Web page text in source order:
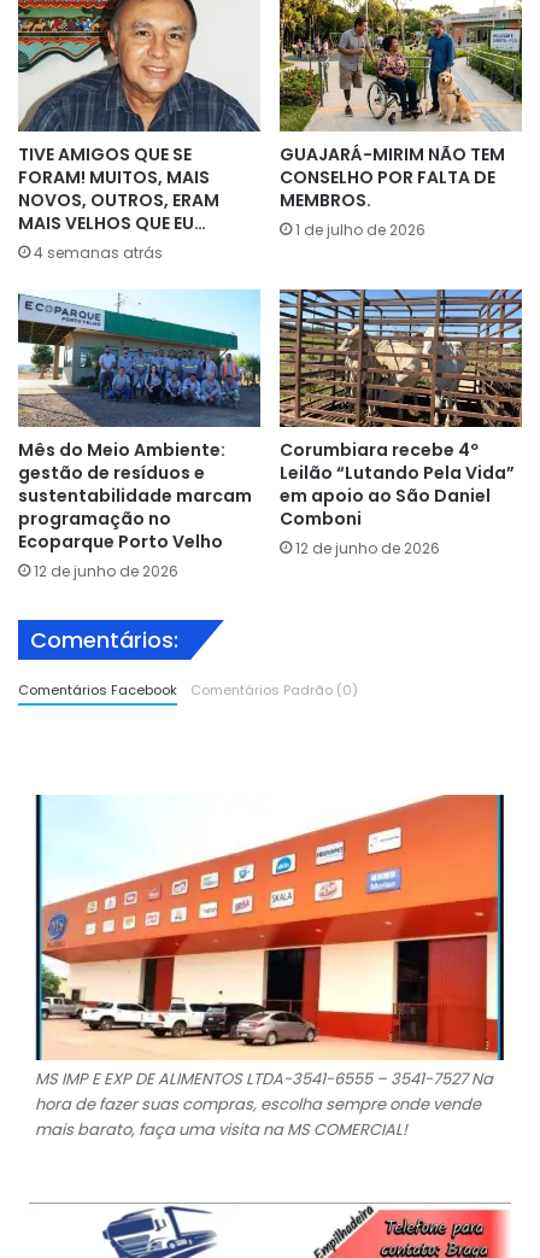
TIVE AMIGOS QUE SE
FORAM! MUITOS, MAIS
NOVOS, OUTROS, ERAM
MAIS VELHOS QUE EU…
4 semanas atrás
GUAJARÁ-MIRIM NÃO TEM
CONSELHO POR FALTA DE
MEMBROS.
1 de julho de 2026
Mês do Meio Ambiente:
gestão de resíduos e
sustentabilidade marcam
programação no
Ecoparque Porto Velho
12 de junho de 2026
Corumbiara recebe 4º
Leilão “Lutando Pela Vida”
em apoio ao São Daniel
Comboni
12 de junho de 2026
Comentários:
Comentários Facebook Comentários Padrão (0)
MS IMP E EXP DE ALIMENTOS LTDA-3541-6555 – 3541-7527 Na
hora de fazer suas compras, escolha sempre onde vende
mais barato, faça uma visita na MS COMERCIAL!